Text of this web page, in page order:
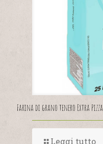
Farina di grano tenero Extra Pizza
Leggi tutto